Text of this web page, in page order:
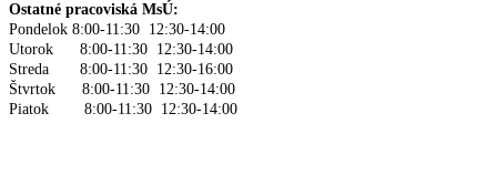
Ostatné pracoviská MsÚ:
Pondelok 8:00-11:30 12:30-14:00
Utorok 8:00-11:30 12:30-14:00
Streda 8:00-11:30 12:30-16:00
Štvrtok 8:00-11:30 12:30-14:00
Piatok 8:00-11:30 12:30-14:00